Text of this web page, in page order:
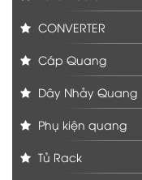
CONVERTER
Cáp Quang
Dây Nhảy Quang
Phụ kiện quang
Tủ Rack